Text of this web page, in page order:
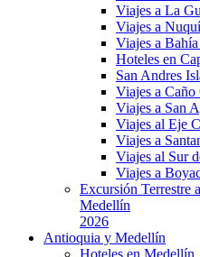
Viajes a La
Viajes a
Viajes a
Hoteles en
San Andres
Viajes a Caño
Viajes a San
Viajes al Eje
Viajes a
Viajes al Sur
Viajes a
Excursión Terrestre
Medellín
2026
Antioquia y Medellín